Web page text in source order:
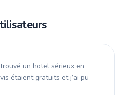
un hotel sérieux en
étaient gratuits et j’ai pu